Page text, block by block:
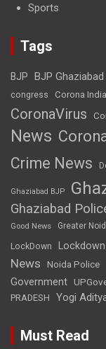
Sports
Tags
BJP BJP Ghaziabad
congress Corona India
CoronaVirus
News
Crime News
Ghaziabad BJP
Ghaziabad
Good News Greater
LockDown
News
Noida Police
Government
PRADESH
Yogi
Must Read